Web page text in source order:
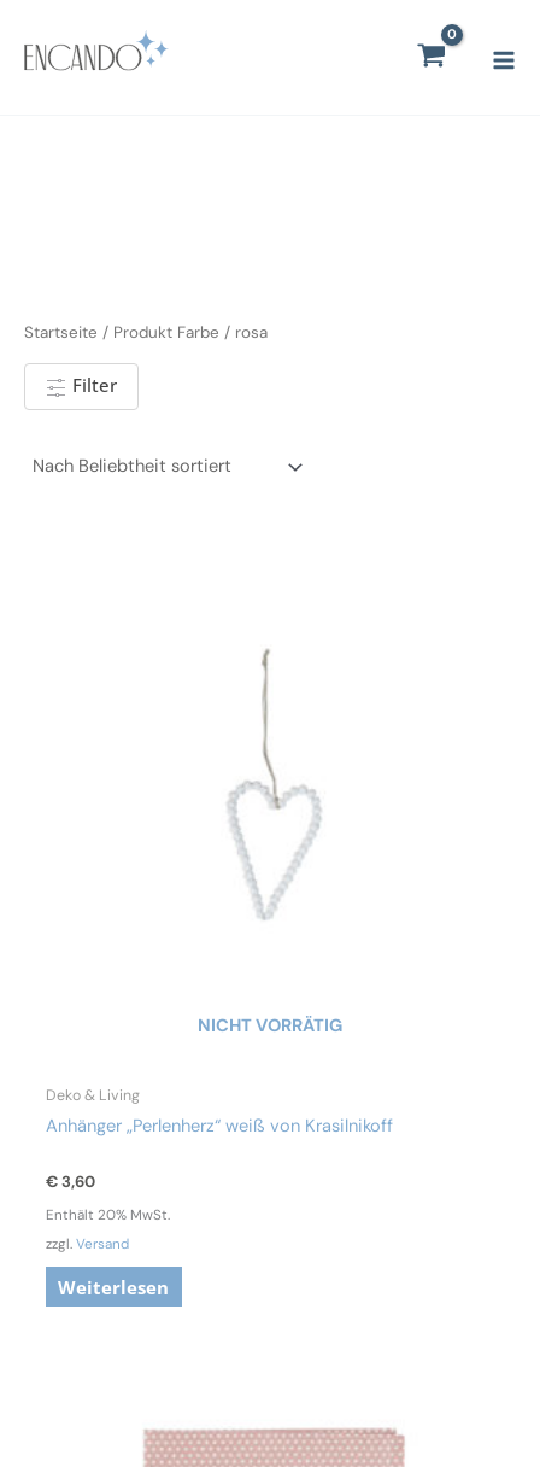
Inhalt
springen
Startseite / Produkt Farbe / rosa
Filter
NICHT VORRÄTIG
Deko & Living
Anhänger „Perlenherz“ weiß von Krasilnikoff
€3,60
Enthält 20% MwSt.
zzgl.Versand
Weiterlesen